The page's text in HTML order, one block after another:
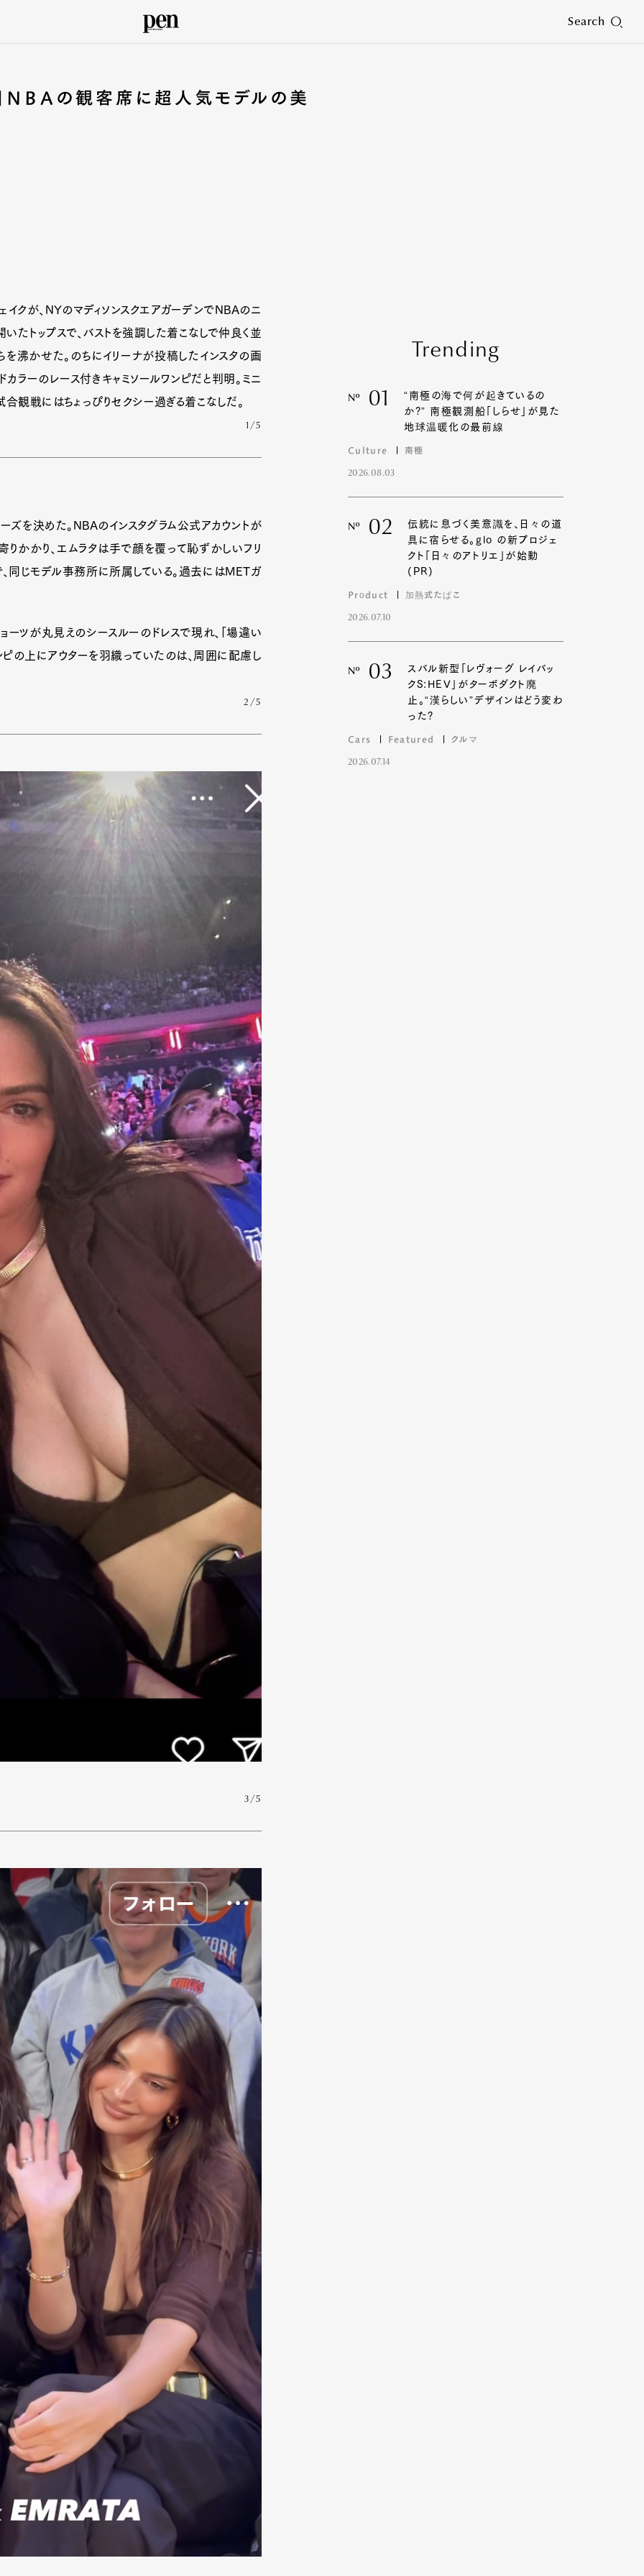
Search
Art&Design Watch
Fashion
Cars Product
Lifestyle
Official Columnist
Pen tw
NBAの観客席に超人気モデルの美
イクが、NYのマディソンスクエアガーデンでNBAのニ
たトップスで、バストを強調した着こなしで仲良く並
沸かせた。のちにイリーナが投稿したインスタの画
ラーのレース付きキャミソールワンピだと判明。ミニ
観戦にはちょっぴりセクシー過ぎる着こなしだ。
1/5
ズを決めた。NBAのインスタグラム公式アカウントが
りかかり、エムラタは手で顔を覆って恥ずかしいフリ
同じモデル事務所に所属している。過去にはMETガ
ーツが丸見えのシースルーのドレスで現れ、「場違い
の上にアウターを羽織っていたのは、周囲に配慮し
2/5
3/5
Trending
Nº 01
“南極の海で何が起きているの
か?” 南極観測船「しらせ」が見た
地球温暖化の最前線
Culture 南極
2026.08.03
Nº 02
伝統に息づく美意識を、日々の道
具に宿らせる。glo の新プロジェ
クト「日々のアトリエ」が始動
(PR)
Product 加熱式たばこ
2026.07.10
Nº 03
スバル新型「レヴォーグ レイバッ
クS:HEV」がターボダクト廃
止。“漢らしい”デザインはどう変わ
った?
Cars Featured クルマ
2026.07.14